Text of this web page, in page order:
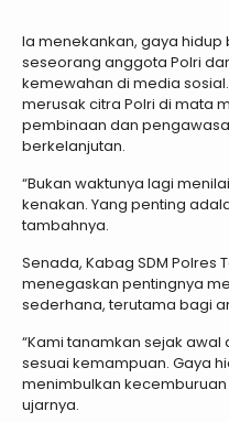
Ia menekankan, gaya
seseorang anggota Polri
kemewahan di media
merusak citra Polri di mata
pembinaan dan
berkelanjutan.
“Bukan waktunya lagi
kenakan. Yang penting
tambahnya.
Senada, Kabag SDM Polres
menegaskan pentingnya
sederhana, terutama bagi
“Kami tanamkan sejak
sesuai kemampuan. Gaya
menimbulkan
ujarnya.